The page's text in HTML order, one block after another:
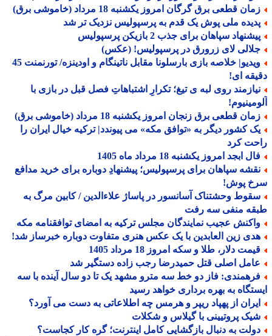
قطعی برق گرگان امروز یکشنبه 18 مرداد (خاموشی برق)
ملی پوش یک قدم به پرسپولیس نزدیک تر شد
سپاهان برای جذب 2 بازیکن پرسپولیس
لای زرورق در پرسپولیس! (عکس)
ویدیو| خلاصه بازی بارسلونا مقابل ناتینگام و اودینزه/ تورنمنت 45
ای!
روی لبه ی تیغ؛ تکرارِ اشتباهاتِ فصل قبل در بازی با
قطعی برق زنجان امروز یکشنبه 18 مرداد (خاموشی برق)
کشور دیگر به «توافق مکه» می پیوندد| ترکیه خیال ایران را
کرد
ابجد امروز یکشنبه 18 مرداد ماه 1405
سپاهان برای پرسپولیس؛ پیشنهادِ دوباره برای خرید مدافع
پوش!
وحشتناک آسانسور در پاساژ علاءالدین / کابین مرگ به
منفی سه رفت
عجیب نمایندگان مجلس ترکیه به امضای توافقنامه مکه
زین العابدین با یک عکس هنری متفاوت دوباره خبرساز شد!
دلار، طلا و سکه امروز 18 مرداد 1405
اصلی قتل حمیدرضا رجب زاده دستگیر شد
فاز دو خط سه مترو مشهد یک تا دو سال آینده با سه
به بهره برداری خواهد رسید
از پهپاد ریپر و هرمس چه اطلاعاتی به دست می آورد؟
پروتیینی با گیلاس و شکلات
به دنبال بازگشایی کامل اینترنت؛ گره کار کجاست؟